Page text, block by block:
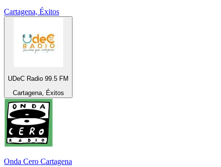
Cartagena, Éxitos
UDeC Radio 99.5 FM
Cartagena, Éxitos
Onda Cero Cartagena